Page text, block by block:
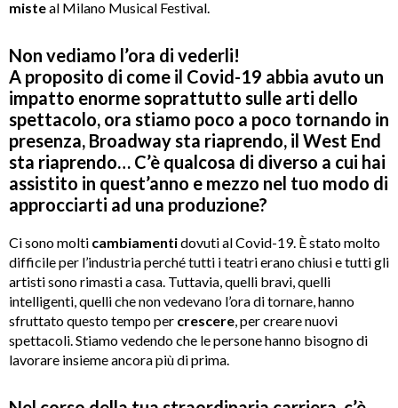
misteal Milano Musical Festival.
Non vediamo l’ora di vederli!
A proposito di come il Covid-19 abbia avuto un
impatto enorme soprattutto sulle arti dello
spettacolo, ora stiamo poco a poco tornando in
presenza, Broadway sta riaprendo, il West End
sta riaprendo… C’è qualcosa di diverso a cui hai
assistito in quest’anno e mezzo nel tuo modo di
approcciarti ad una produzione?
Ci sono molti cambiamentidovuti al Covid-19. È stato molto
difficile per l’industria perché tutti i teatri erano chiusi e tutti gli
artisti sono rimasti a casa. Tuttavia, quelli bravi, quelli
intelligenti, quelli che non vedevano l’ora di tornare, hanno
sfruttato questo tempo per crescere, per creare nuovi
spettacoli. Stiamo vedendo che le persone hanno bisogno di
lavorare insieme ancora più di prima.